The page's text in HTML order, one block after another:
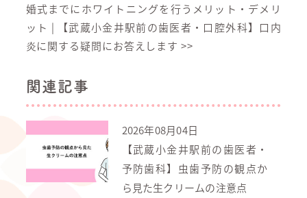
婚式までにホワイトニングを行うメリット・デメリ
ット |
【武蔵小金井駅前の歯医者・口腔外科】口内
炎に関する疑問にお答えします >>
関連記事
2026年08月04日
【武蔵小金井駅前の歯医者・
予防歯科】虫歯予防の観点か
ら見た生クリームの注意点